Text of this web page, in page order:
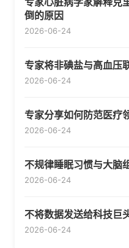
倒的原因
2026-06-24
专家将非碘盐与高血压
2026-06-24
专家分享如何防范医疗
2026-06-24
不规律睡眠习惯与大脑
2026-06-24
不将数据发送给科技巨
2026-06-24